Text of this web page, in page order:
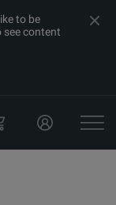
to be
see content